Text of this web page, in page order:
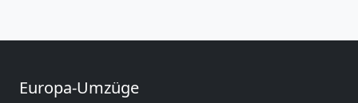
Europa-Umzüge